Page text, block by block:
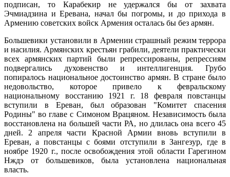
подписан, то Карабекир не удержался бы от захвата
Эчмиадзина и Еревана, начал бы погромы, и до прихода в
Армению советских войск Армения осталась бы без армян.
Большевики установили в Армении страшный режим террора
и насилия. Армянских крестьян грабили, деятели практически
всех армянских партий были репрессированы, репрессиям
подвергались духовенство и интеллигенция. Грубо
попиралось национальное достоинство армян. В стране было
недовольство, которое привело к февральскому
национальному восстанию 1921 г. 18 февраля повстанцы
вступили в Ереван, был образован "Комитет спасения
Родины" во главе с Симоном Врацяном. Независимость была
восстановлена на большей части РА, но длилась она всего 45
дней. 2 апреля части Красной Армии вновь вступили в
Ереван, а повстанцы с боями отступили в Зангезур, где в
ноябре 1920 г., после освобождения этой области Гарегином
Нждэ от большевиков, была установлена национальная
власть.